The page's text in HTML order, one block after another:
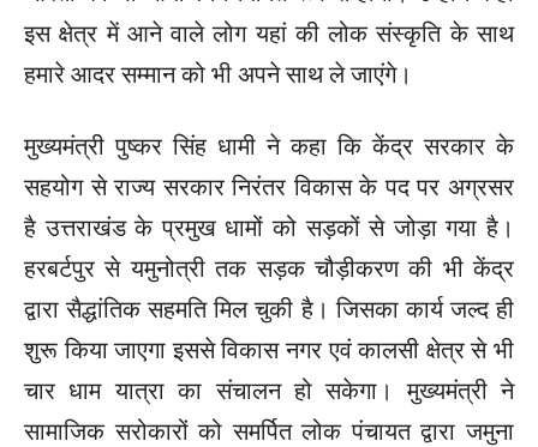
इस क्षेत्र में आने वाले लोग यहां की लोक संस्कृति के साथ
हमारे आदर सम्मान को भी अपने साथ ले जाएंगे।
मुख्यमंत्री पुष्कर सिंह धामी ने कहा कि केंद्र सरकार के
सहयोग से राज्य सरकार निरंतर विकास के पद पर अग्रसर
है उत्तराखंड के प्रमुख धामों को सड़कों से जोड़ा गया है।
हरबर्टपुर से यमुनोत्री तक सड़क चौड़ीकरण की भी केंद्र
द्वारा सैद्धांतिक सहमति मिल चुकी है। जिसका कार्य जल्द ही
शुरू किया जाएगा इससे विकास नगर एवं कालसी क्षेत्र से भी
चार धाम यात्रा का संचालन हो सकेगा। मुख्यमंत्री ने
सामाजिक सरोकारों को समर्पित लोक पंचायत द्वारा जमुना